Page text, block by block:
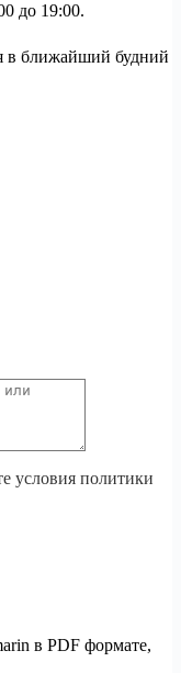
до 19:00.
в ближайший будний
условия политики
в PDF формате,